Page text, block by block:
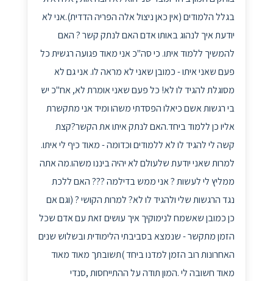
בגלל הלמודים (אין כאן ניצול אלה הפריה הדדית).אני לא
יודעת איך לנהוג באותו אדם האם לנתק קשר ? האם
להמשיך ללמוד איתו. כי סה"כ אני מאוד פגועה רגשית כל
פעם שאני איתו - כמובן שאני לא מראה לו. אני גם לא
מסוגלת להגיד לו לא! כל פעם שאני אומרת לא, אח"כ יש
בי רגשות אשם כיאלו הפסדתי משהו ומיד אני מתקשרת
אליו כן ללמוד ביחד.האם לנתק איתו את הקשר?קצת
קשה לי להגיד לו לא ללמודים וכדומה - מאוד כיף לי איתו.
למרות שאני יודעת שלעולם לא יהיה ביננו משהו.מה אתה
ממליץ לי לעשות ? אני ממש בדילמה ??? האם ללכת
נגד הרגשות שלי ולהגיד לו לא? למרות הקושי ? (וגם אם
כן כמובן שאשמח לנימוקיך איך עושים זאת עם אדם שכל
הזמן מתקשר - שנמצא בסביבתי הלימודית ובשלוש שנים
האחרונות רוב הזמן למדנו ביחד )תשובתך מאוד מאוד
מאוד חשובה לי .המון תודה על ההתייחסות ,סנדי